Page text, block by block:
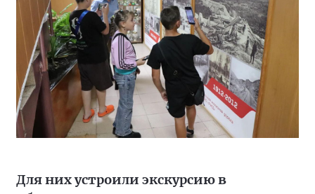
Для них устроили экскурсию в